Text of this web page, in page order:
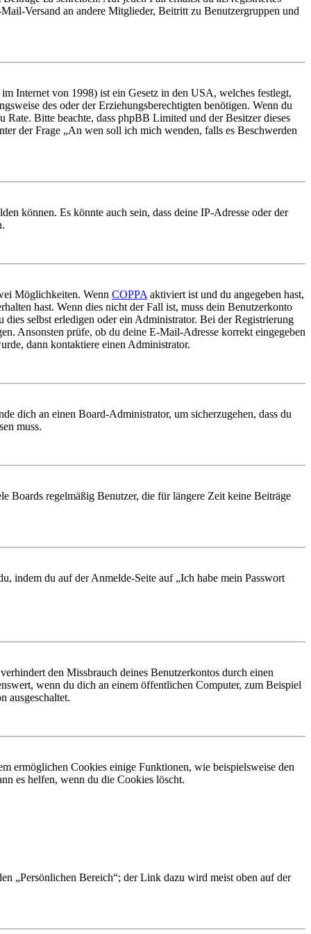
Versand an andere Mitglieder, Beitritt zu Benutzergruppen und
Internet von 1998) ist ein Gesetz in den USA, welches festlegt,
des oder der Erziehungsberechtigten benötigen. Wenn du
Bitte beachte, dass phpBB Limited und der Besitzer dieses
der Frage „An wen soll ich mich wenden, falls es Beschwerden
können. Es könnte auch sein, dass deine IP-Adresse oder der
Möglichkeiten. Wenn COPPA aktiviert ist und du angegeben hast,
hast. Wenn dies nicht der Fall ist, muss dein Benutzerkonto
selbst erledigen oder ein Administrator. Bei der Registrierung
Ansonsten prüfe, ob du deine E-Mail-Adresse korrekt eingegeben
dann kontaktiere einen Administrator.
dich an einen Board-Administrator, um sicherzugehen, dass du
muss.
Boards regelmäßig Benutzer, die für längere Zeit keine Beiträge
indem du auf der Anmelde-Seite auf „Ich habe mein Passwort
den Missbrauch deines Benutzerkontos durch einen
wenn du dich an einem öffentlichen Computer, zum Beispiel
ausgeschaltet.
ermöglichen Cookies einige Funktionen, wie beispielsweise den
es helfen, wenn du die Cookies löscht.
„Persönlichen Bereich“; der Link dazu wird meist oben auf der